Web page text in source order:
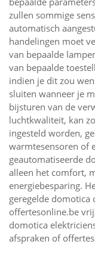
zullen sommige
automatisch
handelingen moet
van bepaalde
van bepaalde
indien je dit zou
sluiten wanneer je
bijsturen van de
luchtkwaliteit, kan
ingesteld worden,
warmtesensoren of
geautomatiseerde
alleen het comfort,
energiebesparing.
geregelde domotica
offertesonline.be
domotica
afspraken of